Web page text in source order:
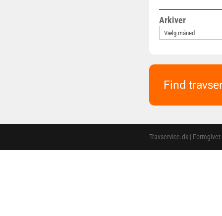
Arkiver
Find
Travservice.dk |